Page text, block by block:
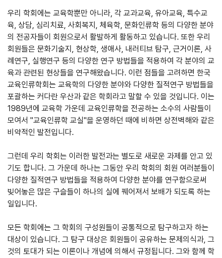
우리 학회에는 교육학뿐만 아니라, 각 교과교육, 유아교육, 특수교
육, 상담, 심리치료, 사회복지, 체육학, 문화인류학 등의 다양한 분야
의 전공자들이 회원으로서 활발하게 활동하고 있습니다. 또한 우리
회원들은 문화기술지, 현상학, 생애사, 내러티브 탐구, 근거이론, 사
례연구, 실행연구 등의 다양한 연구 방법들을 적용하여 각 분야의 교
육과 관련된 현상들을 연구해왔습니다. 이런 점들을 고려하면 한국
교육인류학회는 교육학의 다양한 분야와 다양한 질적연구 방법들을
포괄하는 커다란 우산과 같은 학회라고 말할 수 있을 것입니다. 이는
1989년에 교육학 가운데 교육인류학을 전공하는 소수의 사람들이
모여서 "교육인류학 교실"을 운영하던 때에 비하면 상전벽해와 같은
비약적인 발전입니다.
그런데 우리 학회는 이러한 발전과는 별도로 새로운 과제를 안고 있
기도 합니다. 그 가운데 하나는 그동안 우리 학회의 회원 여러분들이
다양한 질적연구 방법들을 적용하여 다양한 분야를 연구함으로써
빚어놓은 많은 구슬들이 하나의 실에 꿰어져서 보배가 되도록 하는
일입니다.
모든 학회에는 그 학회의 구성원들이 공통적으로 탐구하고자 하는
대상이 있습니다. 그 탐구 대상은 회원들이 공유하는 문제의식과, 그
것의 토대가 되는 이론이나 개념에 의해서 규정됩니다. 그와 함께 학